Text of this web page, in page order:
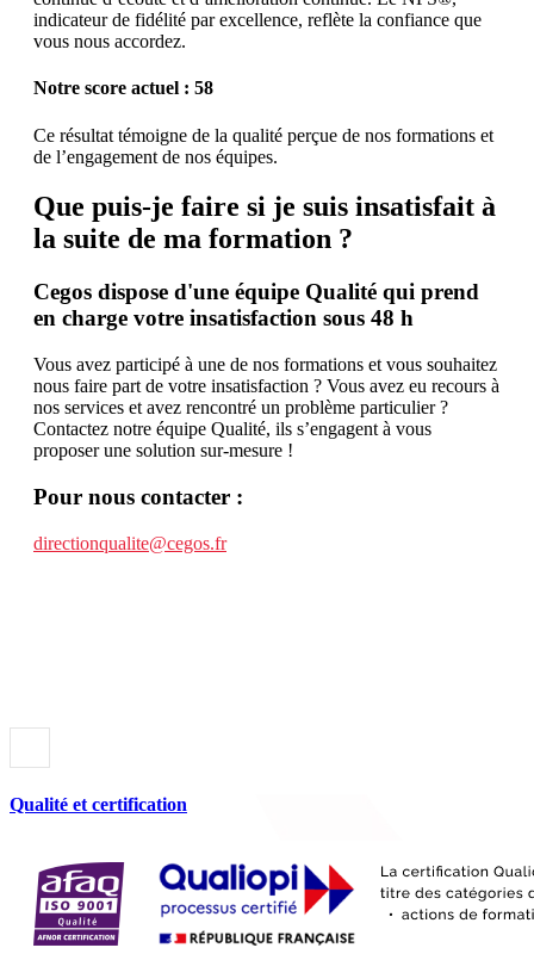
indicateur de fidélité par excellence, reflète la confiance que
vous nous accordez.
Notre score actuel : 58
Ce résultat témoigne de la qualité perçue de nos formations et
de l’engagement de nos équipes.
Que puis-je faire si je suis insatisfait à
la suite de ma formation ?
Cegos dispose d'une équipe Qualité qui prend
en charge votre insatisfaction sous 48 h
Vous avez participé à une de nos formations et vous souhaitez
nous faire part de votre insatisfaction ? Vous avez eu recours à
nos services et avez rencontré un problème particulier ?
Contactez notre équipe Qualité, ils s’engagent à vous
proposer une solution sur-mesure !
Pour nous contacter :
directionqualite@cegos.fr
Qualité et certification